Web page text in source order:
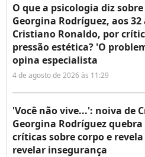
O que a psicologia diz
Georgina Rodríguez, aos
Cristiano Ronaldo, por
pressão estética? 'O
opina especialista
4 de agosto de 2026 às 11:29
'Você não vive...': noiva de
Georgina Rodríguez
críticas sobre corpo e
revelar insegurança